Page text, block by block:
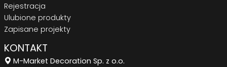
Rejestracja
Ulubione produkty
Zapisane projekty
KONTAKT
M-Market Decoration Sp. z o.o.